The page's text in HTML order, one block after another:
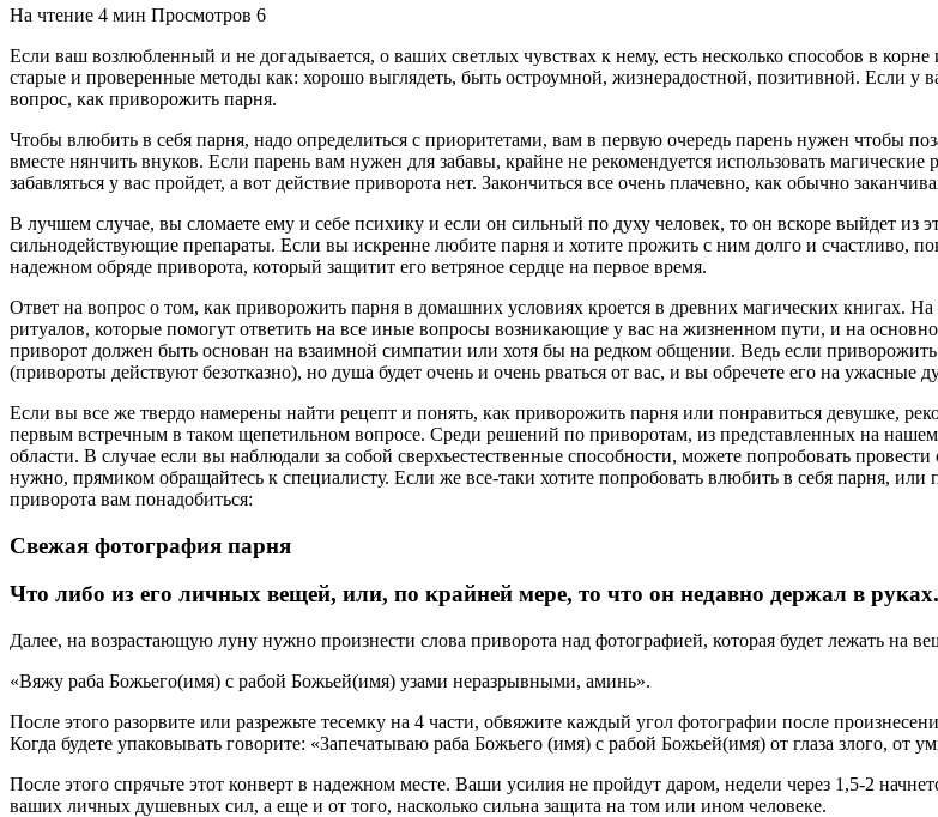
На чтение 4 мин Просмотров 6
Если ваш возлюбленный и не догадывается, о ваших светлых чувствах к нему, есть несколько способов в
старые и проверенные методы как: хорошо выглядеть, быть остроумной, жизнерадостной, позитивной. Если у
вопрос, как приворожить парня.
Чтобы влюбить в себя парня, надо определиться с приоритетами, вам в первую очередь парень нужен чтобы
вместе нянчить внуков. Если парень вам нужен для забавы, крайне не рекомендуется использовать
забавляться у вас пройдет, а вот действие приворота нет. Закончиться все очень плачевно, как обычно
В лучшем случае, вы сломаете ему и себе психику и если он сильный по духу человек, то он вскоре выйдет из
сильнодействующие препараты. Если вы искренне любите парня и хотите прожить с ним долго и счастливо,
надежном обряде приворота, который защитит его ветряное сердце на первое время.
Ответ на вопрос о том, как приворожить парня в домашних условиях кроется в древних магических книгах.
ритуалов, которые помогут ответить на все иные вопросы возникающие у вас на жизненном пути, и на
приворот должен быть основан на взаимной симпатии или хотя бы на редком общении. Ведь если
(привороты действуют безотказно), но душа будет очень и очень рваться от вас, и вы обречете его на ужасные
Если вы все же твердо намерены найти рецепт и понять, как приворожить парня или понравиться девушке,
первым встречным в таком щепетильном вопросе. Среди решений по приворотам, из представленных на
области. В случае если вы наблюдали за собой сверхъестественные способности, можете попробовать
нужно, прямиком обращайтесь к специалисту. Если же все-таки хотите попробовать влюбить в себя парня,
приворота вам понадобиться:
Свежая фотография парня
Что либо из его личных вещей, или, по крайней мере, то что он недавно держал в руках.
Далее, на возрастающую луну нужно произнести слова приворота над фотографией, которая будет лежать
«Вяжу раба Божьего(имя) с рабой Божьей(имя) узами неразрывными, аминь».
После этого разорвите или разрежьте тесемку на 4 части, обвяжите каждый угол фотографии после
Когда будете упаковывать говорите: «Запечатываю раба Божьего (имя) с рабой Божьей(имя) от глаза злого, от
После этого спрячьте этот конверт в надежном месте. Ваши усилия не пройдут даром, недели через 1,5-2
ваших личных душевных сил, а еще и от того, насколько сильна защита на том или ином человеке.